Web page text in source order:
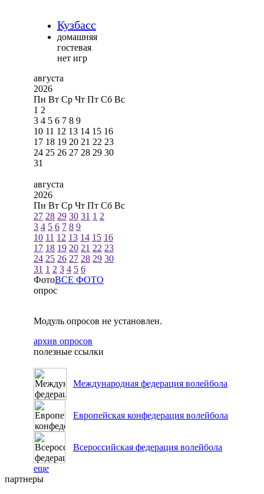
Кузбасс
домашняя
гостевая
нет игр
августа
2026
Пн Вт Ср Чт Пт Сб Вс
1 2
3 4 5 6 7 8 9
10 11 12 13 14 15 16
17 18 19 20 21 22 23
24 25 26 27 28 29 30
31
августа
2026
Пн Вт Ср Чт Пт Сб Вс
27 28 29 30 31 1 2
3 4 5 6 7 8 9
10 11 12 13 14 15 16
17 18 19 20 21 22 23
24 25 26 27 28 29 30
31 1 2 3 4 5 6
ФотоВСЕ ФОТО
опрос
Модуль опросов не установлен.
архив опросов
полезные ссылки
Международная федерация волейбола
Европейская конфедерация волейбола
Всероссийская федерация волейбола
еще
партнеры